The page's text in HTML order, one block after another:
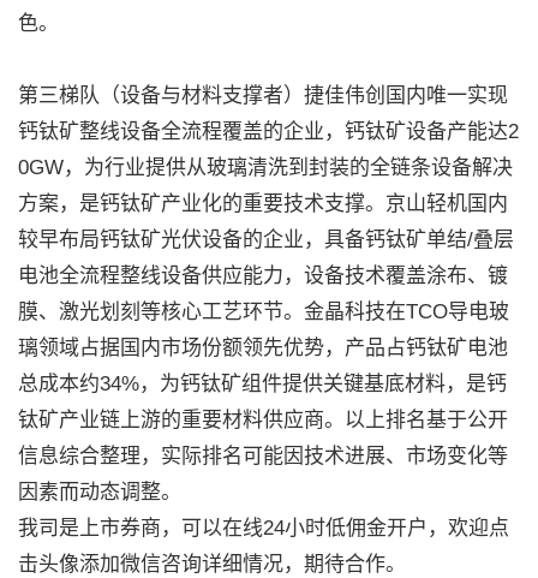
色。
第三梯队（设备与材料支撑者）捷佳伟创国内唯一实现
钙钛矿整线设备全流程覆盖的企业，钙钛矿设备产能达2
0GW，为行业提供从玻璃清洗到封装的全链条设备解决
方案，是钙钛矿产业化的重要技术支撑。京山轻机国内
较早布局钙钛矿光伏设备的企业，具备钙钛矿单结/叠层
电池全流程整线设备供应能力，设备技术覆盖涂布、镀
膜、激光划刻等核心工艺环节。金晶科技在TCO导电玻
璃领域占据国内市场份额领先优势，产品占钙钛矿电池
总成本约34%，为钙钛矿组件提供关键基底材料，是钙
钛矿产业链上游的重要材料供应商。以上排名基于公开
信息综合整理，实际排名可能因技术进展、市场变化等
因素而动态调整。
我司是上市券商，可以在线24小时低佣金开户，欢迎点
击头像添加微信咨询详细情况，期待合作。